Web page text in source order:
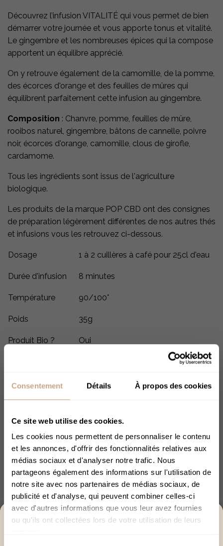
Consentement Détails À propos des cookies
Ce site web utilise des cookies.
Les cookies nous permettent de personnaliser le contenu
et les annonces, d'offrir des fonctionnalités relatives aux
médias sociaux et d'analyser notre trafic. Nous
partageons également des informations sur l'utilisation de
notre site avec nos partenaires de médias sociaux, de
publicité et d'analyse, qui peuvent combiner celles-ci
avec d'autres informations que vous leur avez fournies
ou qu'ils ont collectées lors de votre utilisation de leurs
ACCÈS RÉSERVÉ AUX +18
Découvrez l’infusion VITALITÉ qui vous permet de bien
démarrer votre journée et vous apporte tonus et vitalité.
Le gingembre et les nombreuses épices qui la compose
apportent un équilibre apprécié.
On y retrouve également de la camomille, de la pomme,
des écorces d'orange et des feuilles de mûres qui
équilibrent parfaitement cette infusion au gingembre.
Composition : Chanvre, pomme, feuilles de mûre,
rooibos naturel, gingembre, bâtons de cannelle, poivre
noir, écorces d'orange, camomille, clous de girofle,
cardamome.
Tous les ingrédients sont issus de l'agriculture
biologique.
Les produits de la marque POP CBD ont des consignes
de préparation légèrement différentes de nos autres thés
et infusions vous les retrouvez ci-dessous.
Dosage 1 à 2 cuillères à café pour 25cl d'eau
Durée d'infusion 8 minutes
Température 90/100°
Poids 35g
Produit Bio ? Oui
2 à 3 infusions par jour à tout
Conseil de préparation
votre préparation.
Ce produit ne doit pas être fumé.
Ne laissez pas ce produit à la portée des enfants.
Conservez-le dans un endroit de préférence frais et sec.
Ce produit n'est pas un médicament et ne peut en aucun